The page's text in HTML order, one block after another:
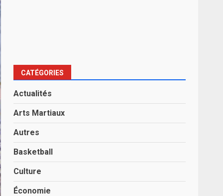
CATÉGORIES
Actualités
Arts Martiaux
Autres
Basketball
Culture
Économie